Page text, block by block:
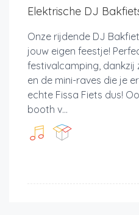
Elektrische DJ
Onze rijdende DJ
jouw eigen feestje!
festivalcamping, dankzij
en de mini-raves die je
echte Fissa Fiets dus!
booth v...